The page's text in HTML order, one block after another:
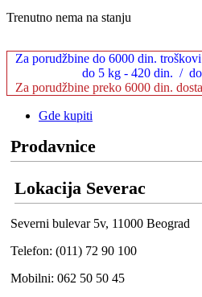
Trenutno nema na stanju
Za porudžbine do 6000 din. troškovi
do 5 kg - 420 din. /
Za porudžbine preko 6000 din.
Gde kupiti
Prodavnice
Lokacija Severac
Severni bulevar 5v, 11000 Beograd
Telefon: (011) 72 90 100
Mobilni: 062 50 50 45